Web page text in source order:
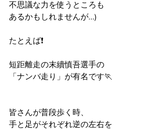
不思議な力を使うところも
あるかもしれませんが...)
たとえば❗️
短距離走の末續慎吾選手の
「ナンバ走り」が有名です🏃
皆さんが普段歩く時、
手と足がそれぞれ逆の左右を